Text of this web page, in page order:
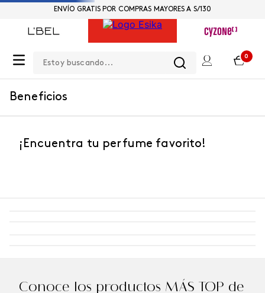
0
ENVÍO GRATIS POR COMPRAS MAYORES A S/130
Beneficios
¡Encuentra tu perfume favorito!
Conoce los productos MÁS TOP de